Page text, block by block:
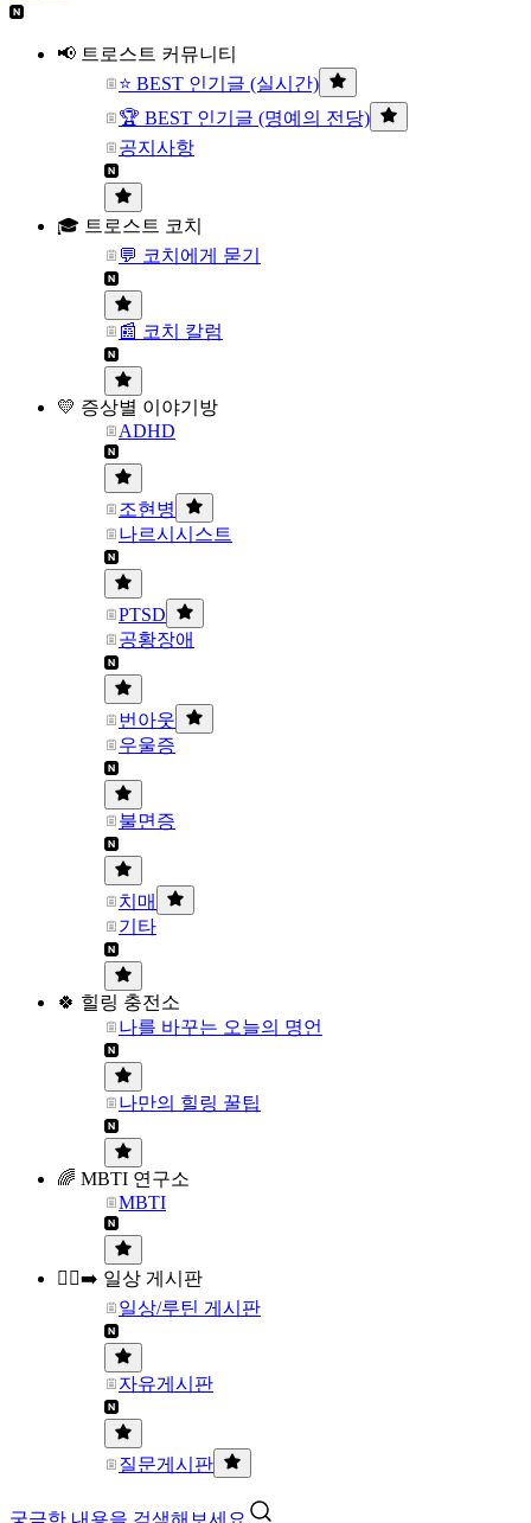
📢 트로스트 커뮤니티
⭐ BEST 인기글 (실시간)
🏆 BEST 인기글 (명예의 전당)
공지사항
🎓 트로스트 코치
💬 코치에게 묻기
📰 코치 칼럼
💛 증상별 이야기방
ADHD
조현병
나르시시스트
PTSD
공황장애
번아웃
우울증
불면증
치매
기타
🍀 힐링 충전소
나를 바꾸는 오늘의 명언
나만의 힐링 꿀팁
🌈 MBTI 연구소
MBTI
🏃‍♀️‍➡️ 일상 게시판
일상/루틴 게시판
자유게시판
질문게시판
궁금한 내용을 검색해보세요